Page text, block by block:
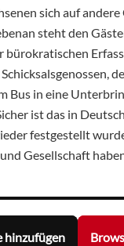
sich auf
steht den
bürokratischen
Bus in eine
ist das in
festgestellt
Gesellschaft
hinzufügen